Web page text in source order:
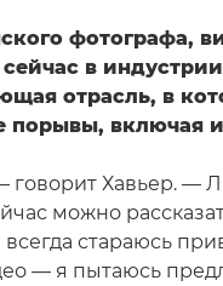
фотографа,
сейчас в
отрасль, в
порывы, включая
говорит Хавьер. —
можно
стараюсь
— я пытаюсь